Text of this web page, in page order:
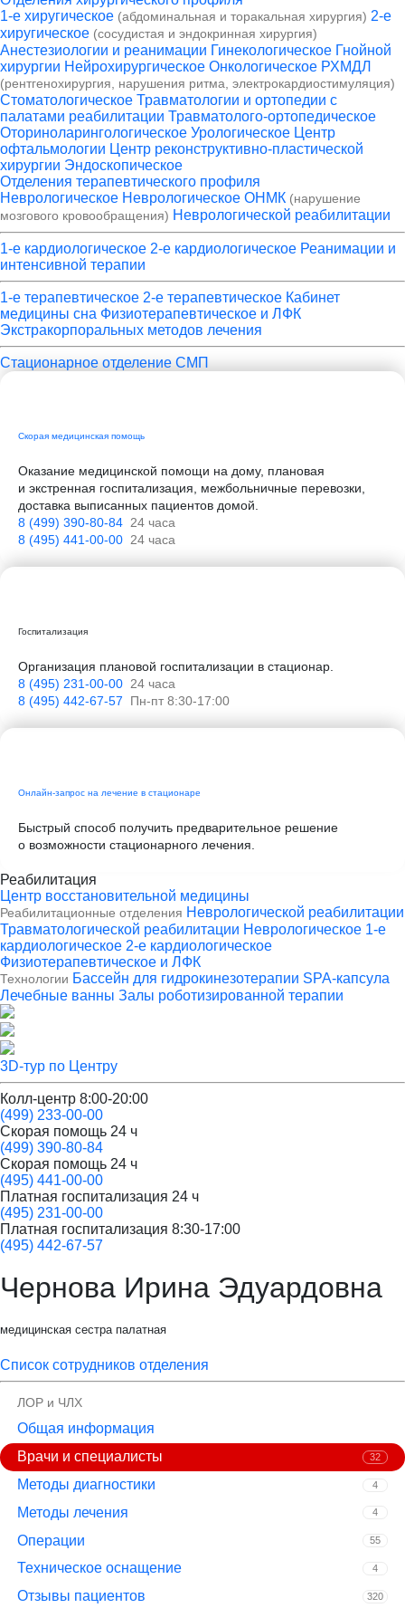
1-е хиругическое (абдоминальная и торакальная хирургия) 2-е
хиругическое (сосудистая и эндокринная хирургия)
Анестезиологии и реанимации Гинекологическое Гнойной
хирургии Нейрохирургическое Онкологическое РХМДЛ
(рентгенохирургия, нарушения ритма, электрокардиостимуляция)
Стоматологическое Травматологии и ортопедии с
палатами реабилитации Травматолого-ортопедическое
Оториноларингологическое Урологическое Центр
офтальмологии Центр реконструктивно-пластической
хирургии Эндоскопическое
Отделения терапевтического профиля
Неврологическое Неврологическое ОНМК (нарушение
мозгового кровообращения) Неврологической реабилитации
1-е кардиологическое 2-е кардиологическое Реанимации и
интенсивной терапии
1-е терапевтическое 2-е терапевтическое Кабинет
медицины сна Физиотерапевтическое и ЛФК
Экстракорпоральных методов лечения
Стационарное отделение СМП
Скорая медицинская помощь
Оказание медицинской помощи на дому, плановая
и экстренная госпитализация, межбольничные перевозки,
доставка выписанных пациентов домой.
8 (499) 390-80-84 24 часа
8 (495) 441-00-00 24 часа
Госпитализация
Организация плановой госпитализации в стационар.
8 (495) 231-00-00 24 часа
8 (495) 442-67-57
Пн-пт 8:30-17:00
Онлайн-запрос на лечение в стационаре
Быстрый способ получить предварительное решение
о возможности стационарного лечения.
Реабилитация
Центр восстановительной медицины
Реабилитационные отделения Неврологической реабилитации
Травматологической реабилитации Неврологическое 1-е
кардиологическое 2-е кардиологическое
Физиотерапевтическое и ЛФК
Технологии Бассейн для гидрокинезотерапии SPA-капсула
Лечебные ванны Залы роботизированной терапии
3D-тур по Центру
Колл-центр 8:00-20:00
(499) 233-00-00
Скорая помощь 24 ч
(499) 390-80-84
Скорая помощь 24 ч
(495) 441-00-00
Платная госпитализация 24 ч
(495) 231-00-00
Платная госпитализация 8:30-17:00
(495) 442-67-57
Чернова Ирина Эдуардовна
медицинская сестра палатная
Список сотрудников отделения
ЛОР и ЧЛХ
Общая информация
Врачи и специалисты
32
Методы диагностики 4
Методы лечения 4
Операции 55
Техническое оснащение 4
Отзывы пациентов 320